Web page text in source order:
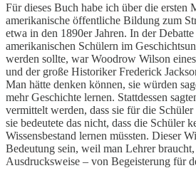
Für dieses Buch habe ich über die ersten
amerikanische öffentliche Bildung zum
etwa in den 1890er Jahren. In der
amerikanischen Schülern im
werden sollte, war Woodrow Wilson
und der große Historiker Frederick
Man hätte denken können, sie würden
mehr Geschichte lernen. Stattdessen
vermittelt werden, dass sie für die
sie bedeutete das nicht, dass die Schüler
Wissensbestand lernen müssten. Dieser
Bedeutung sein, weil man Lehrer
Ausdrucksweise – von Begeisterung für